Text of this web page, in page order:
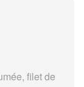
filet de